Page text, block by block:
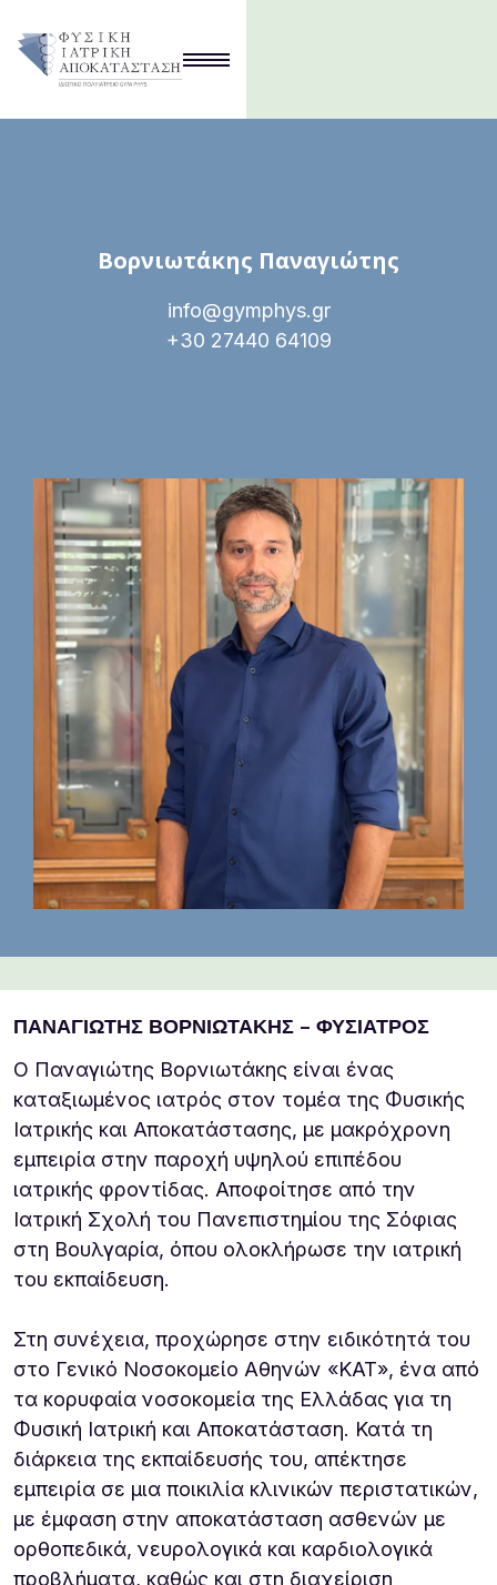
Βορνιωτάκης Παναγιώτης
info@gymphys.gr
+30 27440 64109
ΠΑΝΑΓΙΩΤΗΣ ΒΟΡΝΙΩΤΑΚΗΣ – ΦΥΣΙΑΤΡΟΣ
Ο Παναγιώτης Βορνιωτάκης είναι ένας
καταξιωμένος ιατρός στον τομέα της Φυσικής
Ιατρικής και Αποκατάστασης, με μακρόχρονη
εμπειρία στην παροχή υψηλού επιπέδου
ιατρικής φροντίδας. Αποφοίτησε από την
Ιατρική Σχολή του Πανεπιστημίου της Σόφιας
στη Βουλγαρία, όπου ολοκλήρωσε την ιατρική
του εκπαίδευση.
Στη συνέχεια, προχώρησε στην ειδικότητά του
στο Γενικό Νοσοκομείο Αθηνών «ΚΑΤ», ένα από
τα κορυφαία νοσοκομεία της Ελλάδας για τη
Φυσική Ιατρική και Αποκατάσταση. Κατά τη
διάρκεια της εκπαίδευσής του, απέκτησε
εμπειρία σε μια ποικιλία κλινικών περιστατικών,
με έμφαση στην αποκατάσταση ασθενών με
ορθοπεδικά, νευρολογικά και καρδιολογικά
προβλήματα, καθώς και στη διαχείριση